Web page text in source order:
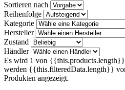
Sortieren nach
Reihenfolge
Kategorie
Hersteller
Zustand
Händler
Es wird 1 von {{this.products.length}}
werden {{this.filteredData.length}}
Produkten angezeigt.